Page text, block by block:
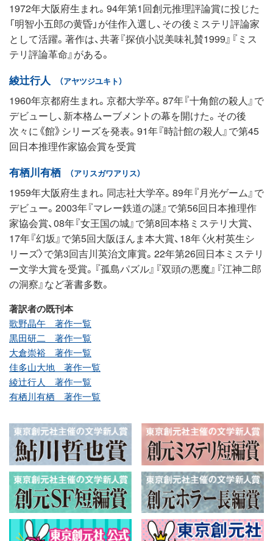
1972年大阪府生まれ。94年第1回創元推理評論賞に投じた
「明智小五郎の黄昏」が佳作入選し、その後ミステリ評論家
として活躍。著作は、共著『探偵小説美味礼賛1999』『ミス
テリ評論革命』がある。
綾辻行人 （アヤツジユキト）
1960年京都府生まれ。京都大学卒。87年『十角館の殺人』で
デビューし、新本格ムーブメントの幕を開けた。その後
次々に《館》シリーズを発表。91年『時計館の殺人』で第45
回日本推理作家協会賞を受賞
有栖川有栖 （アリスガワアリス）
1959年大阪府生まれ。同志社大学卒。89年『月光ゲーム』で
デビュー。2003年『マレー鉄道の謎』で第56回日本推理作
家協会賞、08年『女王国の城』で第8回本格ミステリ大賞、
17年『幻坂』で第5回大阪ほんま本大賞、18年〈火村英生シ
リーズ〉で第3回吉川英治文庫賞。22年第26回日本ミステリ
ー文学大賞を受賞。『孤島パズル』『双頭の悪魔』『江神二郎
の洞察』など著書多数。
著訳者の既刊本
歌野晶午 著作一覧
黒田研二 著作一覧
大倉崇裕 著作一覧
佳多山大地 著作一覧
綾辻行人 著作一覧
有栖川有栖 著作一覧